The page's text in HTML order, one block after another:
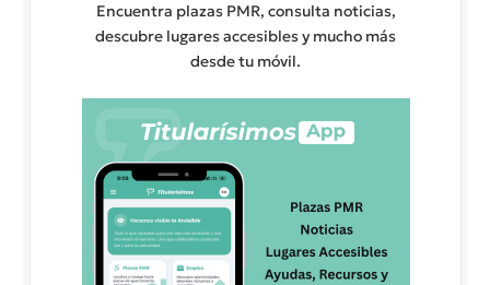
Encuentra plazas PMR, consulta noticias,
descubre lugares accesibles y mucho más
desde tu móvil.